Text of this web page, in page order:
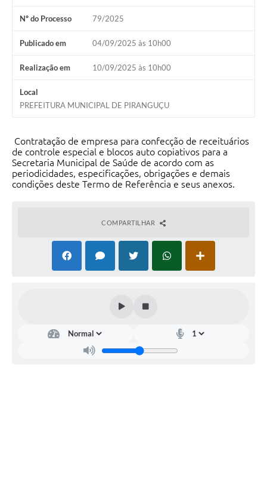
Nº do Processo 79/2025
Publicado em 04/09/2025 às 10h00
Realização em 10/09/2025 às 10h00
Local
PREFEITURA MUNICIPAL DE PIRANGUÇU
Contratação de empresa para confecção de receituários
de controle especial e blocos auto copiativos para a
Secretaria Municipal de Saúde de acordo com as
periodicidades, especificações, obrigações e demais
condições deste Termo de Referência e seus anexos.
COMPARTILHAR